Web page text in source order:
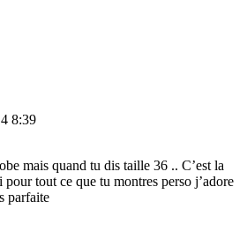
8:39
mais quand tu dis taille 36 .. C’est la
tout ce que tu montres perso j’adore
parfaite